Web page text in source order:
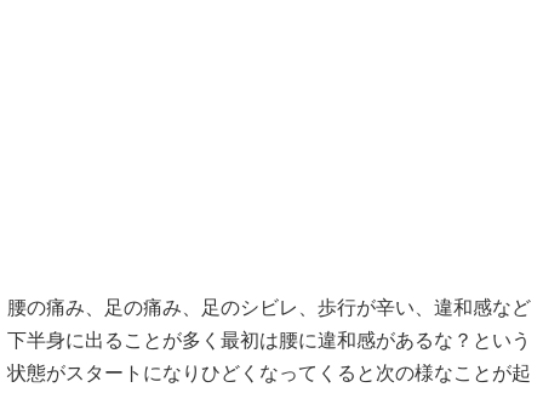
腰の痛み、足の痛み、足のシビレ、歩行が辛い、違和感など
下半身に出ることが多く最初は腰に違和感があるな？という
状態がスタートになりひどくなってくると次の様なことが起